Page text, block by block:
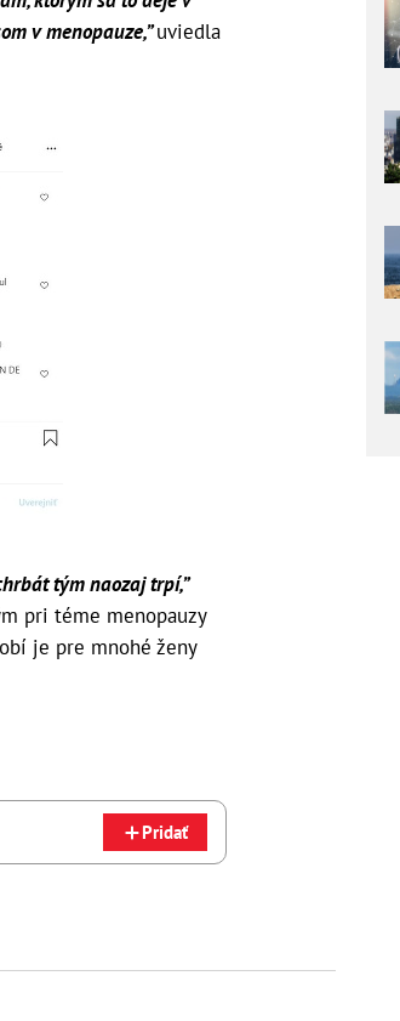
v menopauze,”uviedla
tým naozaj trpí,”
pri téme menopauzy
je pre mnohé ženy
Pridať